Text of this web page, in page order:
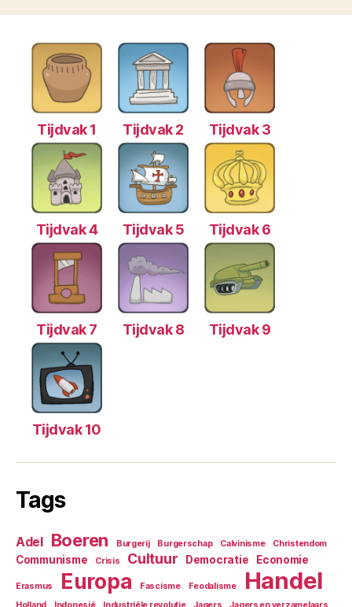
Tijdvak 1 Tijdvak 2 Tijdvak 3
Tijdvak 4 Tijdvak 5 Tijdvak 6
Tijdvak 7 Tijdvak 8 Tijdvak 9
Tijdvak 10
Tags
Adel Boeren Burgerij Burgerschap Calvinisme Christendom
Communisme Crisis Cultuur Democratie Economie
Erasmus Europa Fascisme Feodalisme Handel
Holland Indonesië Industriële revolutie Jagers Jagers en verzamelaars